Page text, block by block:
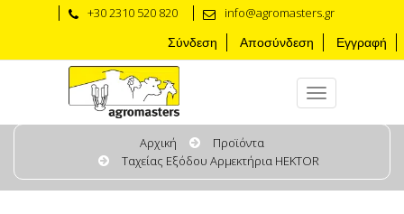
+30 2310 520 820 info@agromasters.gr
Σύνδεση Αποσύνδεση Εγγραφή
Αρχική
Προϊόντα
Ταχείας Εξόδου Αρμεκτήρια HEKTOR